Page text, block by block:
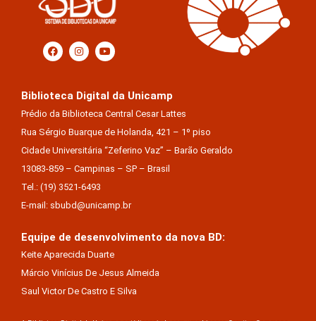
Biblioteca Digital da Unicamp
Prédio da Biblioteca Central Cesar Lattes
Rua Sérgio Buarque de Holanda, 421 – 1º piso
Cidade Universitária “Zeferino Vaz” – Barão Geraldo
13083-859 – Campinas – SP – Brasil
Tel.: (19) 3521-6493
E-mail: sbubd@unicamp.br
Equipe de desenvolvimento da nova BD:
Keite Aparecida Duarte
Márcio Vinícius De Jesus Almeida
Saul Victor De Castro E Silva